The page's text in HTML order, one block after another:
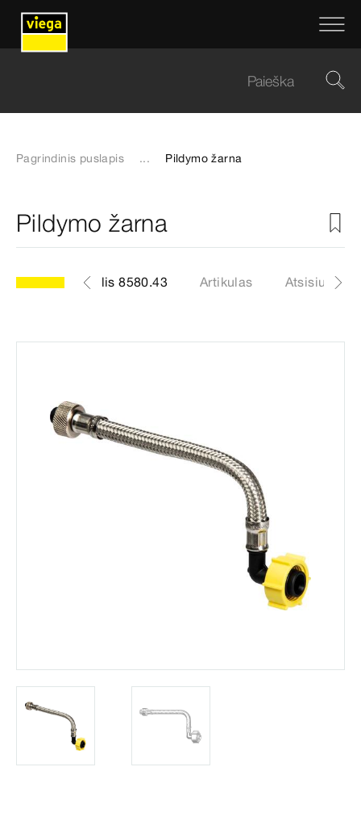
Pagrindinis puslapis ... Pildymo žarna
Pildymo žarna
modelis 8580.43 Artikulas